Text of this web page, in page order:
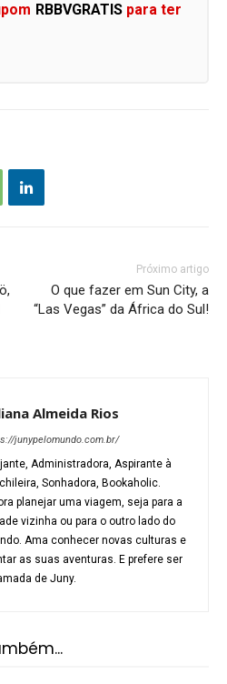
RBBVGRATIS para ter
Próximo artigo
O que fazer em Sun City, a
“Las Vegas” da África do Sul!
Almeida Rios
junypelomundo.com.br/
Administradora, Aspirante à
Sonhadora, Bookaholic.
planejar uma viagem, seja para a
vizinha ou para o outro lado do
Ama conhecer novas culturas e
as suas aventuras. E prefere ser
de Juny.